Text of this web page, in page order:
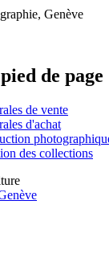
Genève
de page
de vente
d'achat
des collections